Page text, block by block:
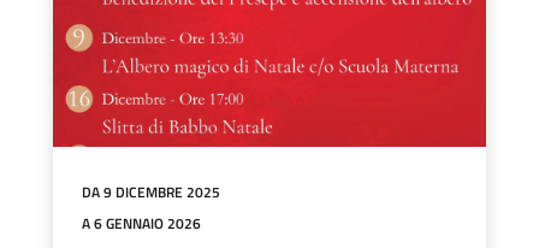
DA 9 DICEMBRE 2025
A 6 GENNAIO 2026